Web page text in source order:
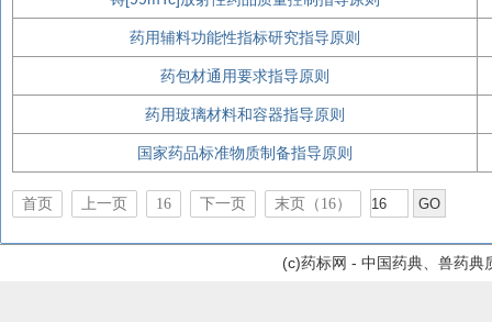
药用辅料功能性指标研究指导原则
药包材通用要求指导原则
药用玻璃材料和容器指导原则
国家药品标准物质制备指导原则
首页 上一页 16 下一页 末页（16）
(c)药标网 - 中国药典、兽药典